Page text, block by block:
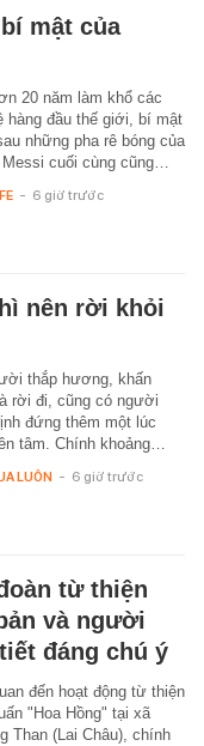
mật của
20 năm làm khổ các
hàng đầu thế giới, bí mật
những pha rê bóng của
Messi cuối cùng cũng…
- 6 giờ trước
nên rời khỏi
thắp hương, khấn
rời đi, cũng có người
đứng thêm một lúc
tâm. Chính khoảng…
LUÔN - 6 giờ trước
từ thiện
và người
đáng chú ý
đến hoạt động từ thiện
"Hoa Hồng" tại xã
Than (Lai Châu), chính